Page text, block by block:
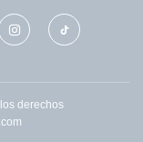
derechos